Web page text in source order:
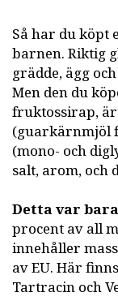
Så har du köpt
barnen. Riktig
grädde, ägg
Men den du
fruktossirap,
(guarkärnmjöl
(mono- och
salt, arom, och
Detta var
procent av all
innehåller
av EU. Här
Tartracin och